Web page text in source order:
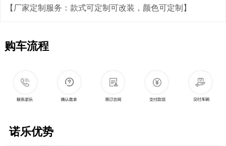
【厂家定制服务：款式可定制可改装，颜色可定制】
购车流程
诺乐优势